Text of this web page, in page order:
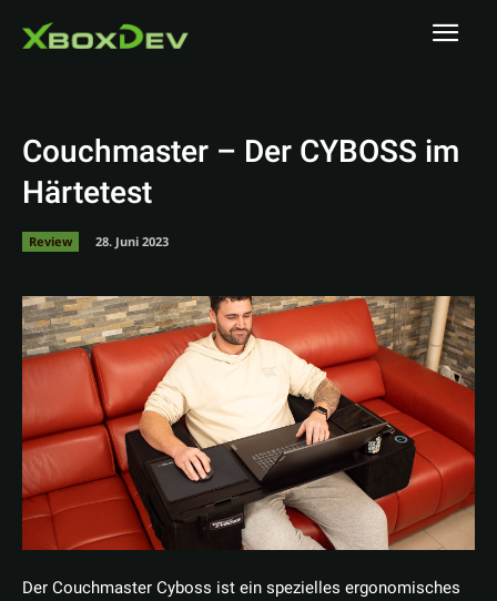
Couchmaster – Der CYBOSS im
Härtetest
Review 28. Juni 2023
Der Couchmaster Cyboss ist ein spezielles ergonomisches